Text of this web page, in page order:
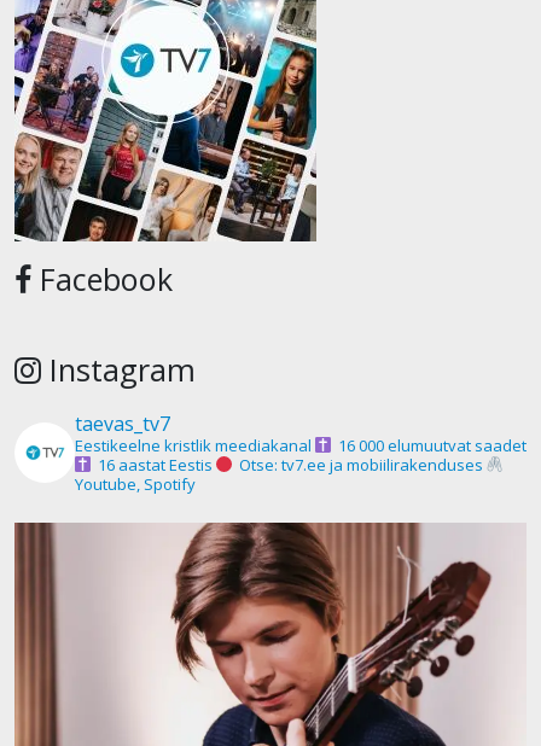
Facebook
Instagram
taevas_tv7
Eestikeelne kristlik meediakanal
16 000 elumuutvat saadet
16 aastat Eestis
Otse: tv7.ee ja mobiilirakenduses
Youtube, Spotify